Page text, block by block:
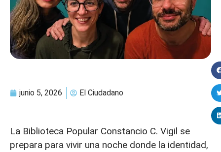
junio 5, 2026 El Ciudadano
La Biblioteca Popular Constancio C. Vigil se
prepara para vivir una noche donde la identidad,